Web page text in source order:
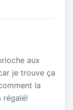
aux
je trouve ça
la
régalé!